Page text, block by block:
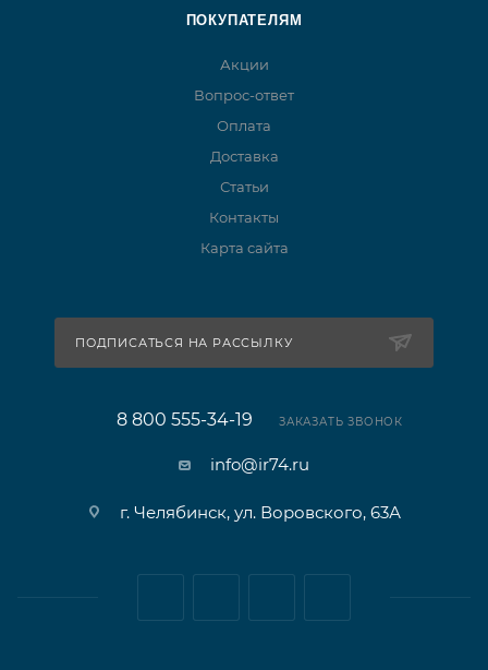
ПОКУПАТЕЛЯМ
Акции
Вопрос-ответ
Оплата
Доставка
Статьи
Контакты
Карта сайта
ПОДПИСАТЬСЯ НА РАССЫЛКУ
8 800 555-34-19 ЗАКАЗАТЬ ЗВОНОК
info@ir74.ru
г. Челябинск, ул. Воровского, 63А